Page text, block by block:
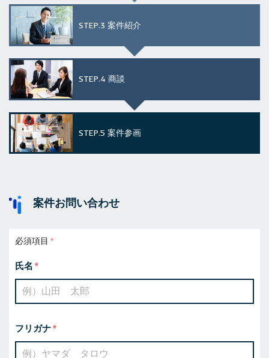
STEP.3 案件紹介
STEP.4 商談
STEP.5 案件参画
案件お問い合わせ
必須項目
氏名
フリガナ